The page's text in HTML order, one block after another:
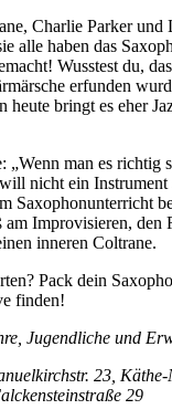
Charlie Parker und
alle haben das
Wusstest du,
erfunden
heute bringt es eher
„Wenn man es richtig
nicht ein Instrument
Saxophonunterricht
am Improvisieren,
inneren Coltrane.
Pack dein
finden!
Jugendliche und
23, Käthe-
29